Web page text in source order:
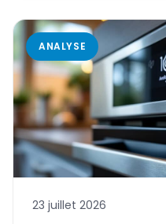
ANALYSE
23 juillet 2026